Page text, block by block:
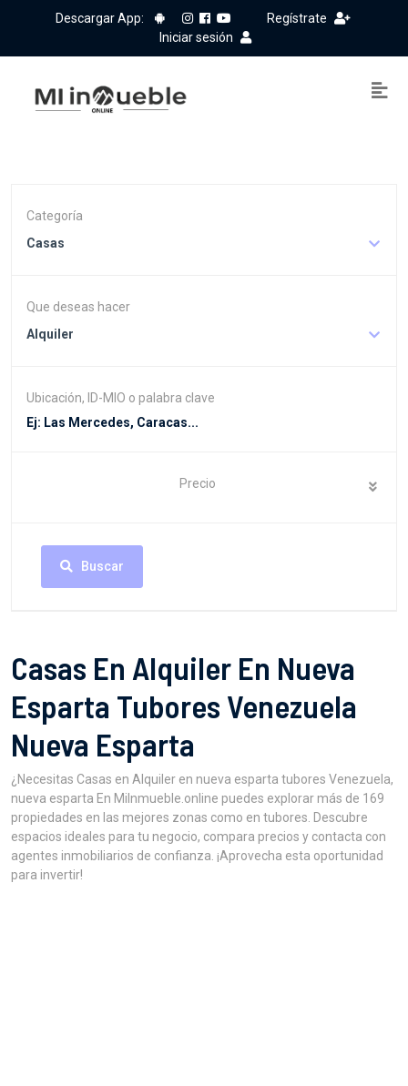
Descargar App:
Regístrate
Iniciar sesión
Categoría
Casas
Que deseas hacer
Alquiler
Ubicación, ID-MIO o palabra clave
Precio
Buscar
Casas En Alquiler En Nueva
Esparta Tubores Venezuela
Nueva Esparta
¿Necesitas Casas en Alquiler en nueva esparta tubores Venezuela,
nueva esparta En MiInmueble.online puedes explorar más de 169
propiedades en las mejores zonas como en tubores. Descubre
espacios ideales para tu negocio, compara precios y contacta con
agentes inmobiliarios de confianza. ¡Aprovecha esta oportunidad
para invertir!